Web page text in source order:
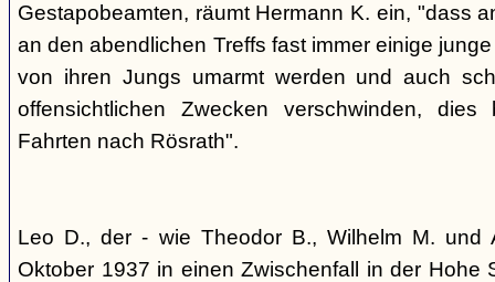
Gestapobeamten, räumt Hermann K. ein, "dass
an den abendlichen Treffs fast immer einige
von ihren Jungs umarmt werden und auch
offensichtlichen Zwecken verschwinden,
Fahrten nach Rösrath".
Leo D., der - wie Theodor B., Wilhelm M. und
Oktober 1937 in einen Zwischenfall in der Hohe